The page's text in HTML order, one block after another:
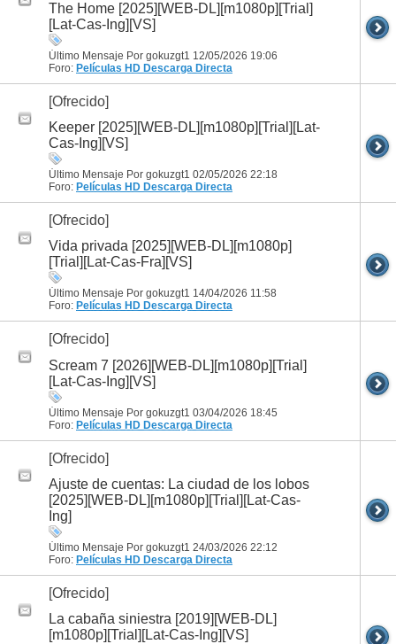
The Home [2025][WEB-DL][m1080p][Trial]
[Lat-Cas-Ing][VS]
Último Mensaje Por gokuzgt1 12/05/2026 19:06
Foro: Películas HD Descarga Directa
[Ofrecido]
Keeper [2025][WEB-DL][m1080p][Trial][Lat-
Cas-Ing][VS]
Último Mensaje Por gokuzgt1 02/05/2026 22:18
Foro: Películas HD Descarga Directa
[Ofrecido]
Vida privada [2025][WEB-DL][m1080p]
[Trial][Lat-Cas-Fra][VS]
Último Mensaje Por gokuzgt1 14/04/2026 11:58
Foro: Películas HD Descarga Directa
[Ofrecido]
Scream 7 [2026][WEB-DL][m1080p][Trial]
[Lat-Cas-Ing][VS]
Último Mensaje Por gokuzgt1 03/04/2026 18:45
Foro: Películas HD Descarga Directa
[Ofrecido]
Ajuste de cuentas: La ciudad de los lobos
[2025][WEB-DL][m1080p][Trial][Lat-Cas-
Ing]
Último Mensaje Por gokuzgt1 24/03/2026 22:12
Foro: Películas HD Descarga Directa
[Ofrecido]
La cabaña siniestra [2019][WEB-DL]
[m1080p][Trial][Lat-Cas-Ing][VS]